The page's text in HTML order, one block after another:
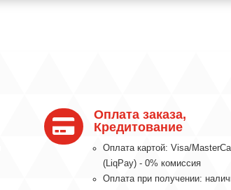

Оплата заказа,
Кредитование
Оплата картой: Visa/
(LiqPay) - 0% комиссия
Оплата при получении: